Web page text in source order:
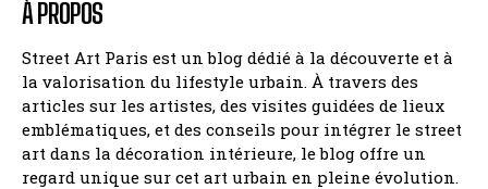
À PROPOS
Street Art Paris est un blog dédié à la découverte et à
la valorisation du lifestyle urbain. À travers des
articles sur les artistes, des visites guidées de lieux
emblématiques, et des conseils pour intégrer le street
art dans la décoration intérieure, le blog offre un
regard unique sur cet art urbain en pleine évolution.